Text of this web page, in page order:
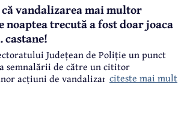
vandalizarea mai multor
noaptea trecută a fost doar joaca
castane!
Județean de Poliție un punct
semnalării de către un cititor
acțiuni de vandalizare a unorciteste mai mult